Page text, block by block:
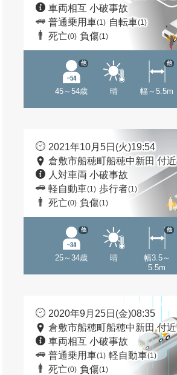
車両相互 小破事故
普通乗用車(1) 自転車(1)
死亡(0) 負傷(1)
45～54歳
他
晴 幅～5.5m
他
2021年10月5日(火)19:54
倉敷市船穂町船穂中新田 付近
人対車両 小破事故
軽自動車(1) 歩行者(1)
死亡(0) 負傷(1)
25～34歳
他
晴
幅3.5～
5.5m
他
2020年9月25日(金)08:35
倉敷市船穂町船穂中新田 付近
車両相互 小破事故
普通乗用車(1) 軽自動車(1)
死亡(0) 負傷(1)